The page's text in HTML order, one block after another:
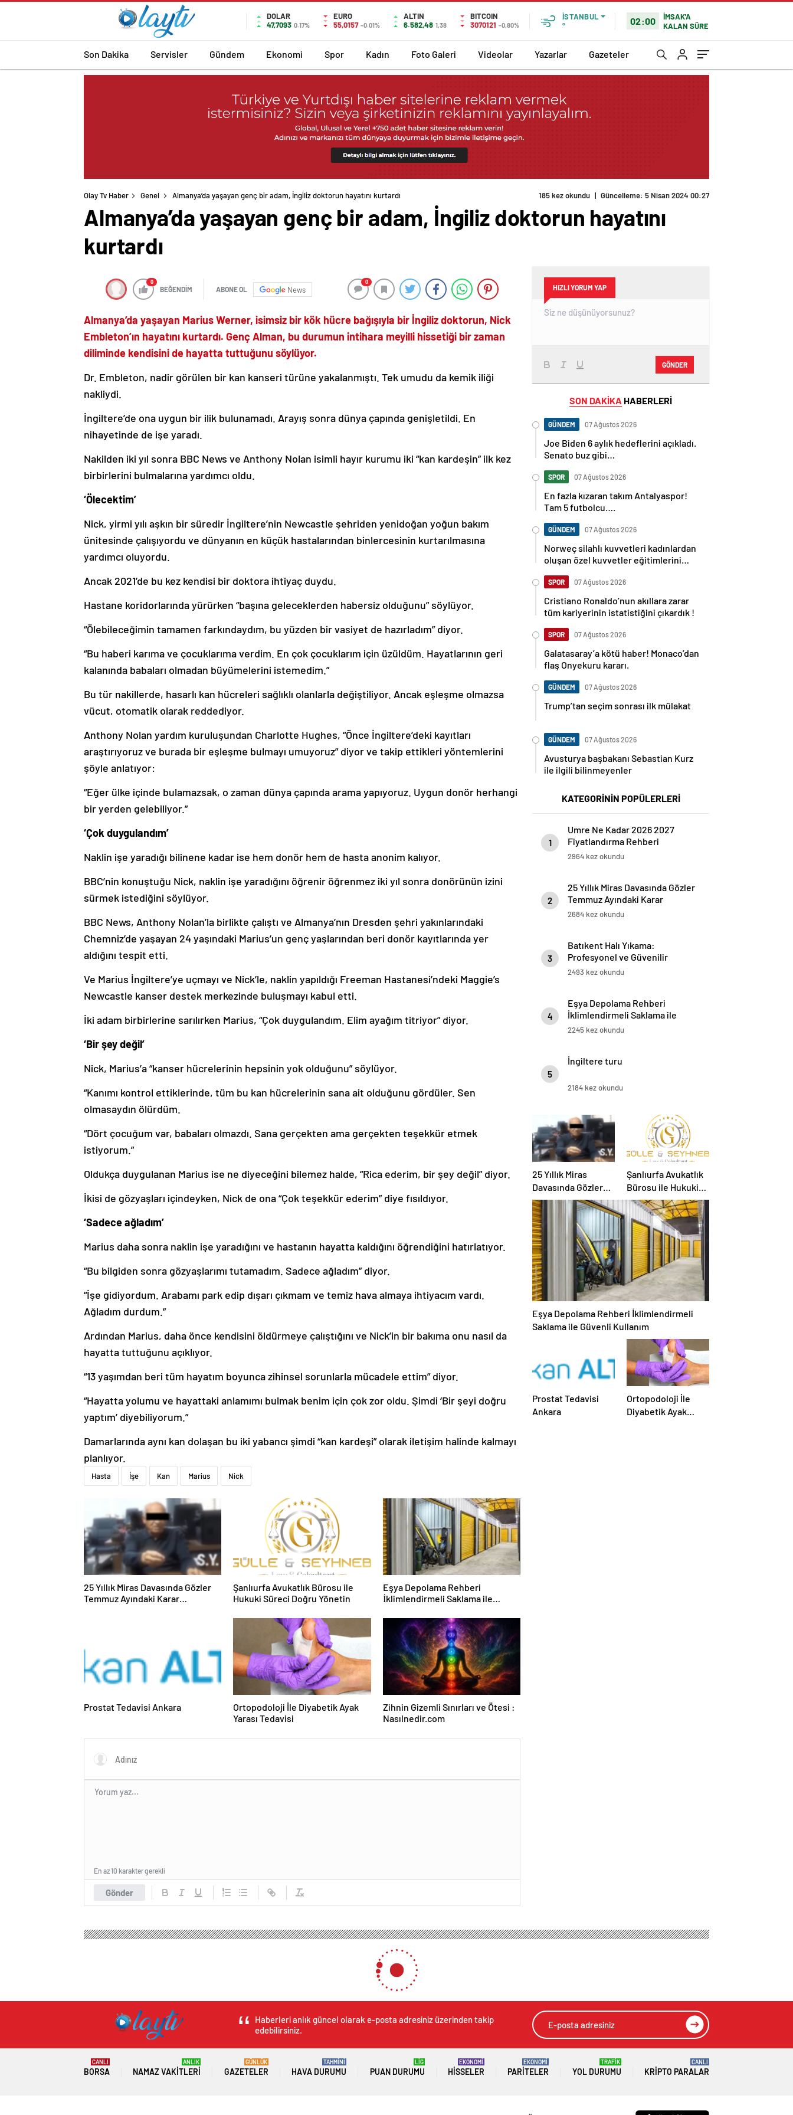
DOLAR
47,7093 0.17%
EURO
55,0157 -0.01%
ALTIN
6.582,48 1,38
BITCOIN
3070121 -0,80%
İSTANBUL
°
02:00
İMSAK'A
KALAN SÜRE
Son Dakika Servisler Gündem Ekonomi Spor Kadın Foto Galeri Videolar Yazarlar Gazeteler
Olay Tv Haber Genel Almanya’da yaşayan genç bir adam, İngiliz doktorun hayatını kurtardı
Almanya’da yaşayan genç bir adam, İngiliz doktorun hayatını
kurtardı
0
BEĞENDİM ABONE OL News
0
Almanya’da yaşayan Marius Werner, isimsiz bir kök hücre bağışıyla bir İngiliz doktorun, Nick
Embleton’ın hayatını kurtardı. Genç Alman, bu durumun intihara meyilli hissetiği bir zaman
diliminde kendisini de hayatta tuttuğunu söylüyor.
Dr. Embleton, nadir görülen bir kan kanseri türüne yakalanmıştı. Tek umudu da kemik iliği
nakliydi.
İngiltere’de ona uygun bir ilik bulunamadı. Arayış sonra dünya çapında genişletildi. En
nihayetinde de işe yaradı.
Nakilden iki yıl sonra BBC News ve Anthony Nolan isimli hayır kurumu iki “kan kardeşin” ilk kez
birbirlerini bulmalarına yardımcı oldu.
‘Ölecektim’
Nick, yirmi yılı aşkın bir süredir İngiltere’nin Newcastle şehriden yenidoğan yoğun bakım
ünitesinde çalışıyordu ve dünyanın en küçük hastalarından binlercesinin kurtarılmasına
yardımcı oluyordu.
Ancak 2021’de bu kez kendisi bir doktora ihtiyaç duydu.
Hastane koridorlarında yürürken “başına geleceklerden habersiz olduğunu” söylüyor.
“Ölebileceğimin tamamen farkındaydım, bu yüzden bir vasiyet de hazırladım” diyor.
“Bu haberi karıma ve çocuklarıma verdim. En çok çocuklarım için üzüldüm. Hayatlarının geri
kalanında babaları olmadan büyümelerini istemedim.”
Bu tür nakillerde, hasarlı kan hücreleri sağlıklı olanlarla değiştiliyor. Ancak eşleşme olmazsa
vücut, otomatik olarak reddediyor.
Anthony Nolan yardım kuruluşundan Charlotte Hughes, “Önce İngiltere’deki kayıtları
araştırıyoruz ve burada bir eşleşme bulmayı umuyoruz” diyor ve takip ettikleri yöntemlerini
şöyle anlatıyor:
“Eğer ülke içinde bulamazsak, o zaman dünya çapında arama yapıyoruz. Uygun donör herhangi
bir yerden gelebiliyor.”
‘Çok duygulandım’
Naklin işe yaradığı bilinene kadar ise hem donör hem de hasta anonim kalıyor.
BBC’nin konuştuğu Nick, naklin işe yaradığını öğrenir öğrenmez iki yıl sonra donörünün izini
sürmek istediğini söylüyor.
BBC News, Anthony Nolan’la birlikte çalıştı ve Almanya’nın Dresden şehri yakınlarındaki
Chemniz’de yaşayan 24 yaşındaki Marius’un genç yaşlarından beri donör kayıtlarında yer
aldığını tespit etti.
Ve Marius İngiltere’ye uçmayı ve Nick’le, naklin yapıldığı Freeman Hastanesi’ndeki Maggie’s
Newcastle kanser destek merkezinde buluşmayı kabul etti.
İki adam birbirlerine sarılırken Marius, “Çok duygulandım. Elim ayağım titriyor” diyor.
‘Bir şey değil’
Nick, Marius’a “kanser hücrelerinin hepsinin yok olduğunu” söylüyor.
“Kanımı kontrol ettiklerinde, tüm bu kan hücrelerinin sana ait olduğunu gördüler. Sen
olmasaydın ölürdüm.
“Dört çocuğum var, babaları olmazdı. Sana gerçekten ama gerçekten teşekkür etmek
istiyorum.”
Oldukça duygulanan Marius ise ne diyeceğini bilemez halde, “Rica ederim, bir şey değil” diyor.
İkisi de gözyaşları içindeyken, Nick de ona “Çok teşekkür ederim” diye fısıldıyor.
‘Sadece ağladım’
Marius daha sonra naklin işe yaradığını ve hastanın hayatta kaldığını öğrendiğini hatırlatıyor.
“Bu bilgiden sonra gözyaşlarımı tutamadım. Sadece ağladım” diyor.
“İşe gidiyordum. Arabamı park edip dışarı çıkmam ve temiz hava almaya ihtiyacım vardı.
Ağladım durdum.”
Ardından Marius, daha önce kendisini öldürmeye çalıştığını ve Nick’in bir bakıma onu nasıl da
hayatta tuttuğunu açıklıyor.
“13 yaşımdan beri tüm hayatım boyunca zihinsel sorunlarla mücadele ettim” diyor.
“Hayatta yolumu ve hayattaki anlamımı bulmak benim için çok zor oldu. Şimdi ‘Bir şeyi doğru
yaptım’ diyebiliyorum.”
Damarlarında aynı kan dolaşan bu iki yabancı şimdi “kan kardeşi” olarak iletişim halinde kalmayı
planlıyor.
Hasta İşe Kan Marius Nick
25 Yıllık Miras Davasında Gözler
Temmuz Ayındaki Karar
Şanlıurfa Avukatlık Bürosu ile
Hukuki Süreci Doğru Yönetin
Eşya Depolama Rehberi
İklimlendirmeli Saklama ile
Prostat Tedavisi Ankara
Ortopodoloji İle Diyabetik Ayak
Yarası Tedavisi
Zihnin Gizemli Sınırları ve Ötesi :
Nasılnedir.com
Gönder
En az 10 karakter gerekli
HIZLI YORUM YAP
GÖNDER
SON DAKİKA HABERLERİ
GÜNDEM 07 Ağustos 2026
Joe Biden 6 aylık hedeflerini açıkladı.
Senato buz gibi…
SPOR 07 Ağustos 2026
En fazla kızaran takım Antalyaspor!
Tam 5 futbolcu….
GÜNDEM 07 Ağustos 2026
Norweç silahlı kuvvetleri kadınlardan
oluşan özel kuvvetler eğitimlerini
SPOR 07 Ağustos 2026
Cristiano Ronaldo’nun akıllara zarar
tüm kariyerinin istatistiğini çıkardık !
SPOR 07 Ağustos 2026
Galatasaray’a kötü haber! Monaco’dan
flaş Onyekuru kararı.
GÜNDEM 07 Ağustos 2026
Trump’tan seçim sonrası ilk mülakat
GÜNDEM 07 Ağustos 2026
Avusturya başbakanı Sebastian Kurz
ile ilgili bilinmeyenler
KATEGORİNİN POPÜLERLERİ
1
Umre Ne Kadar 2026 2027
Fiyatlandırma Rehberi
2964 kez okundu
2
25 Yıllık Miras Davasında Gözler
Temmuz Ayındaki Karar
Duruşmasına Çevrildi
2684 kez okundu
3
Batıkent Halı Yıkama:
Profesyonel ve Güvenilir
Hizmetler
2493 kez okundu
4
Eşya Depolama Rehberi
İklimlendirmeli Saklama ile
Güvenli Kullanım
2245 kez okundu
5
İngiltere turu
2184 kez okundu
25 Yıllık Miras
Davasında Gözler
Temmuz Ayındaki
Karar Duruşmasına
Çevrildi
Şanlıurfa Avukatlık
Bürosu ile Hukuki
Süreci Doğru
Yönetin
Eşya Depolama Rehberi İklimlendirmeli
Saklama ile Güvenli Kullanım
Prostat Tedavisi
Ankara
Ortopodoloji İle
Diyabetik Ayak
İmamoğlu: Mültecilere 40 Milyar Dolar Harcadım Dedi mi Peki O Yük Olmadı
İmamoğlu: Mültecilere 40 Milyar Dolar Harcadım Dedi mi Peki O
Yük Olmadı
0
BEĞENDİM ABONE OL News
Haber: OKTAY YILDIRIM Kamera: HAKAN KAYA İstanbul Büyükşehir Belediye (İBB) Başkanı